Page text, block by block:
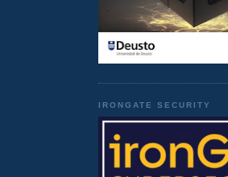
IRONGATE SECURITY